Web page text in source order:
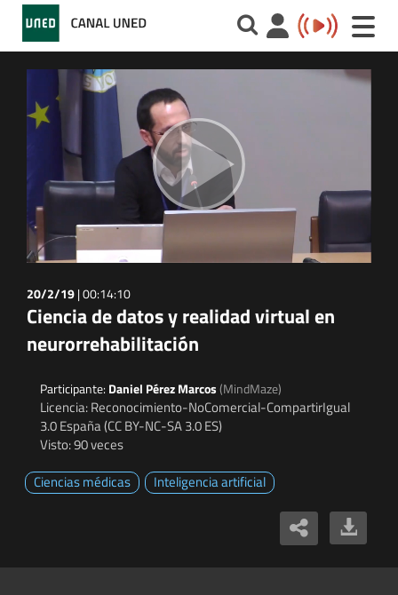
Toggle
20/2/19|00:14:10
Ciencia de datos y realidad virtual en
neurorrehabilitación
Participante: Daniel Pérez Marcos(MindMaze)
Licencia: Reconocimiento-NoComercial-CompartirIgual
3.0 España (CC BY-NC-SA 3.0 ES)
Visto: 90 veces
Ciencias médicas
Inteligencia artificial